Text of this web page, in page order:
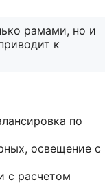
рамами, но и
к
по
освещение с
с расчетом